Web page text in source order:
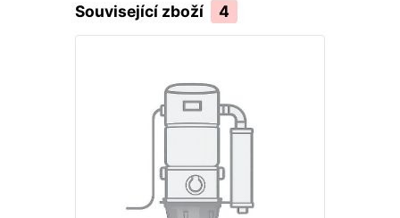
Související zboží 4